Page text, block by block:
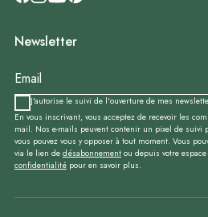
Newsletter
J'autorise le suivi de l'ouverture de mes
En vous inscrivant, vous acceptez de recevoir les
mail. Nos e-mails peuvent contenir un pixel de suivi
vous pouvez vous y opposer à tout moment. Vous
via le lien de désabonnement ou depuis votre
confidentialité pour en savoir plus.